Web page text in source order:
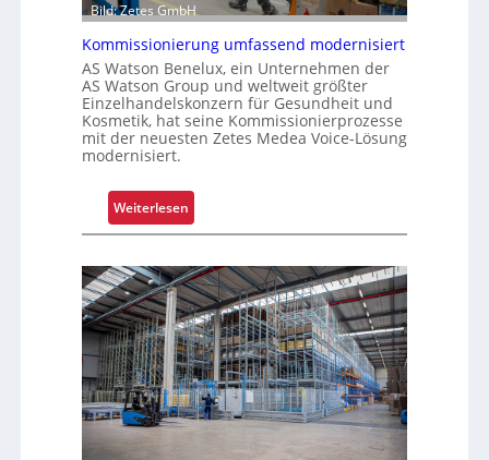
k
f
ü
r
h
h
t
s
t
o
f
f
r
Bild: Zetes GmbH
Kommissionierung umfassend modernisiert
AS Watson Benelux, ein Unternehmen der
AS Watson Group und weltweit größter
Einzelhandelskonzern für Gesundheit und
Kosmetik, hat seine Kommissionierprozesse
mit der neuesten Zetes Medea Voice-Lösung
modernisiert.
Weiterlesen:
K
m
m
i
s
s
i
o